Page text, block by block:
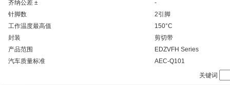
齐纳公差 ±
-
针脚数
2引脚
工作温度最高值
150°C
封装
剪切带
产品范围
EDZVFH Series
汽车质量标准
AEC-Q101
关键词